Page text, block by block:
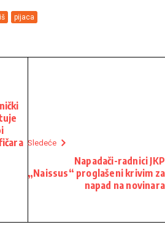
pijaca
Sledeće
Napadači-radnici JKP
„Naissus“ proglašeni krivim za
napad na novinara